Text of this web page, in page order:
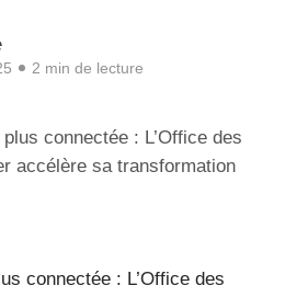
2 min de lecture
connectée : L’Office des